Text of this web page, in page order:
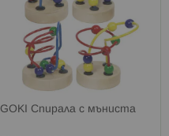
GOKI Спирала с мъниста